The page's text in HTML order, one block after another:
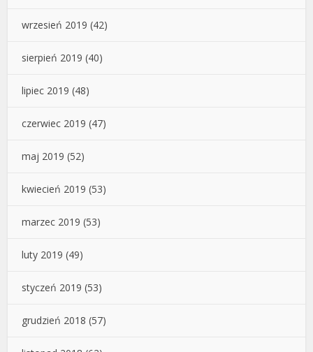
wrzesień 2019 (42)
sierpień 2019 (40)
lipiec 2019 (48)
czerwiec 2019 (47)
maj 2019 (52)
kwiecień 2019 (53)
marzec 2019 (53)
luty 2019 (49)
styczeń 2019 (53)
grudzień 2018 (57)